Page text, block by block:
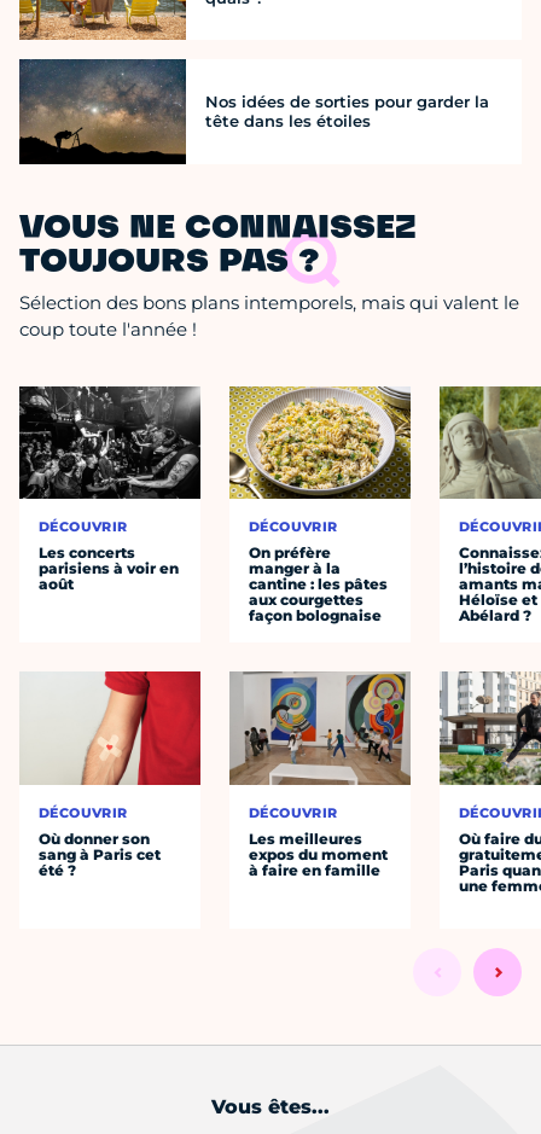
Nos idées de sorties pour garder la
tête dans les étoiles
VOUS NE CONNAISSEZ
TOUJOURS PAS ?
Sélection des bons plans intemporels, mais qui valent le
coup toute l'année !
DÉCOUVRIR
Les concerts
parisiens à voir en
août
DÉCOUVRIR
Où donner son
sang à Paris cet
été ?
DÉCOUVRIR
On préfère
manger à la
cantine : les pâtes
aux courgettes
façon bolognaise
DÉCOUVRIR
Les meilleures
expos du moment
à faire en famille
l’histoire
amants
Héloïse et
Abélard ?
Où faire
Paris
une
Vous êtes...